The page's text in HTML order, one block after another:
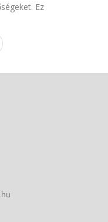
Ez